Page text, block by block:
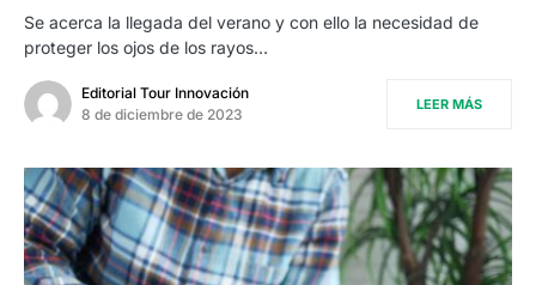
Se acerca la llegada del verano y con ello la necesidad de
proteger los ojos de los rayos…
Editorial Tour Innovación
8 de diciembre de 2023
LEER MÁS